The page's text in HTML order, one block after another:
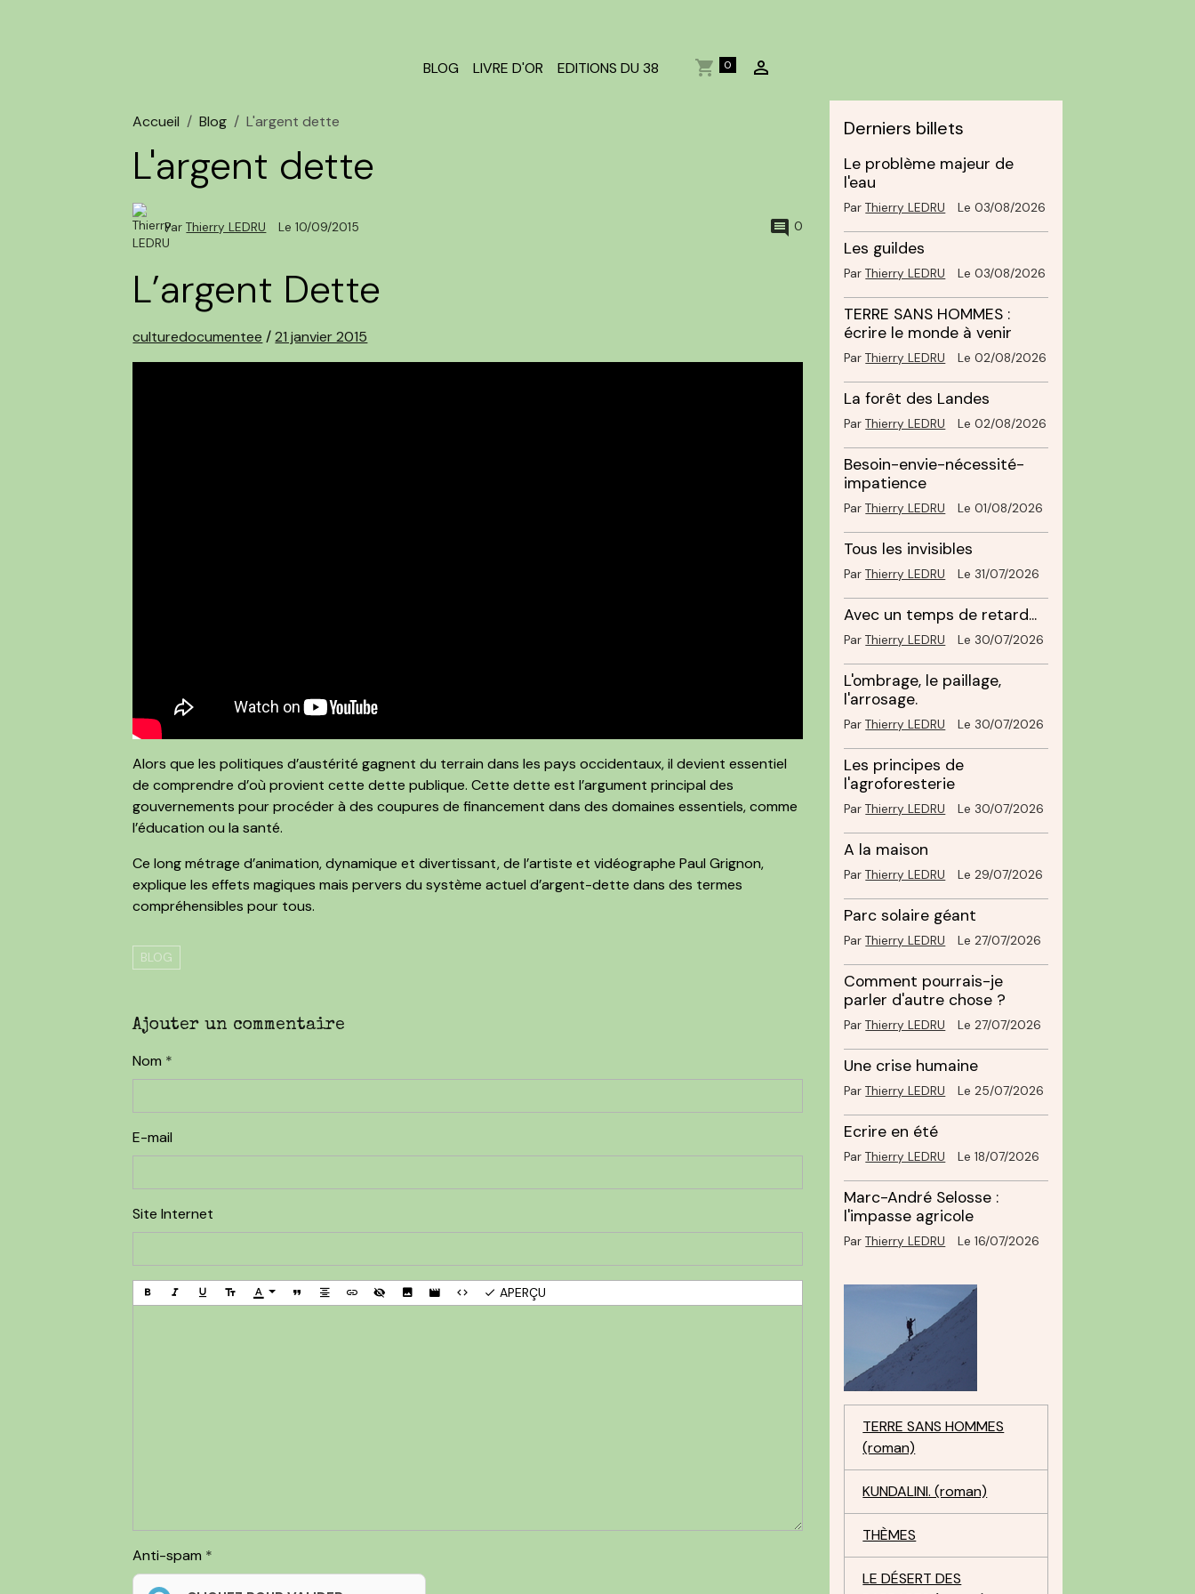
BLOG LIVRE D'OR EDITIONS DU 38 0
Accueil Blog L'argent dette
L'argent dette
ParThierry LEDRU Le 10/09/2015 0
L’argent Dette
culturedocumentee /21 janvier 2015
Alors que les politiques d’austérité gagnent du terrain dans les pays occidentaux, il devient essentiel
de comprendre d’où provient cette dette publique. Cette dette est l’argument principal des
gouvernements pour procéder à des coupures de financement dans des domaines essentiels, comme
l’éducation ou la santé.
Ce long métrage d’animation, dynamique et divertissant, de l’artiste et vidéographe Paul Grignon,
explique les effets magiques mais pervers du système actuel d’argent-dette dans des termes
compréhensibles pour tous.
BLOG
Ajouter un commentaire
Nom
E-mail
Site Internet
APERÇU
Anti-spam
Derniers billets
Le problème majeur de
l'eau
ParThierry LEDRU Le 03/08/2026
Les guildes
ParThierry LEDRU Le 03/08/2026
TERRE SANS HOMMES :
écrire le monde à venir
ParThierry LEDRU Le 02/08/2026
La forêt des Landes
ParThierry LEDRU Le 02/08/2026
Besoin-envie-nécessité-
impatience
ParThierry LEDRU Le 01/08/2026
Tous les invisibles
ParThierry LEDRU Le 31/07/2026
Avec un temps de retard...
ParThierry LEDRU Le 30/07/2026
L'ombrage, le paillage,
l'arrosage.
ParThierry LEDRU Le 30/07/2026
Les principes de
l'agroforesterie
ParThierry LEDRU Le 30/07/2026
A la maison
ParThierry LEDRU Le 29/07/2026
Parc solaire géant
ParThierry LEDRU Le 27/07/2026
Comment pourrais-je
parler d'autre chose ?
ParThierry LEDRU Le 27/07/2026
Une crise humaine
ParThierry LEDRU Le 25/07/2026
Ecrire en été
ParThierry LEDRU Le 18/07/2026
Marc-André Selosse :
l'impasse agricole
ParThierry LEDRU Le 16/07/2026
TERRE SANS HOMMES
(roman)
KUNDALINI. (roman)
THÈMES
LE DÉSERT DES